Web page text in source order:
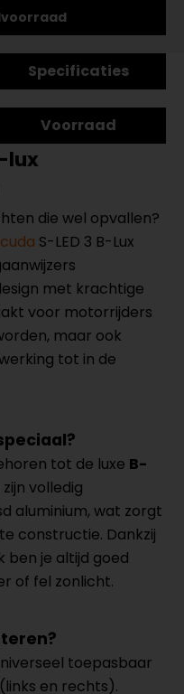
Specificaties
Voorraad
lux
die wel opvallen?
S-LED 3 B-Lux
met krachtige
voor motorrijders
maar ook
tot in de
tot de luxe B-
volledig
aluminium, wat zorgt
constructie. Dankzij
ben je altijd goed
of fel zonlicht.
toepasbaar
en rechts).